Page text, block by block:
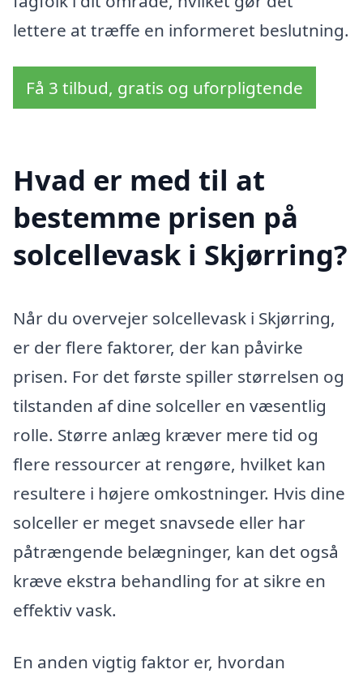
lettere at træffe en informeret beslutning.
Få 3 tilbud, gratis og uforpligtende
Hvad er med til at
bestemme prisen på
solcellevask i Skjørring?
Når du overvejer solcellevask i Skjørring,
er der flere faktorer, der kan påvirke
prisen. For det første spiller størrelsen og
tilstanden af dine solceller en væsentlig
rolle. Større anlæg kræver mere tid og
flere ressourcer at rengøre, hvilket kan
resultere i højere omkostninger. Hvis dine
solceller er meget snavsede eller har
påtrængende belægninger, kan det også
kræve ekstra behandling for at sikre en
effektiv vask.
En anden vigtig faktor er, hvordan